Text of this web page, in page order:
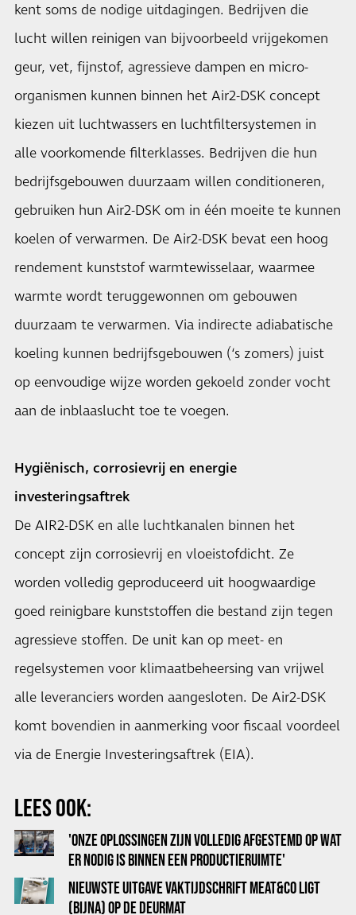
kent soms de nodige uitdagingen. Bedrijven die
lucht willen reinigen van bijvoorbeeld vrijgekomen
geur, vet, fijnstof, agressieve dampen en micro-
organismen kunnen binnen het Air2-DSK concept
kiezen uit luchtwassers en luchtfiltersystemen in
alle voorkomende filterklasses. Bedrijven die hun
bedrijfsgebouwen duurzaam willen conditioneren,
gebruiken hun Air2-DSK om in één moeite te kunnen
koelen of verwarmen. De Air2-DSK bevat een hoog
rendement kunststof warmtewisselaar, waarmee
warmte wordt teruggewonnen om gebouwen
duurzaam te verwarmen. Via indirecte adiabatische
koeling kunnen bedrijfsgebouwen (‘s zomers) juist
op eenvoudige wijze worden gekoeld zonder vocht
aan de inblaaslucht toe te voegen.
Hygiënisch, corrosievrij en energie
investeringsaftrek
De AIR2-DSK en alle luchtkanalen binnen het
concept zijn corrosievrij en vloeistofdicht. Ze
worden volledig geproduceerd uit hoogwaardige
goed reinigbare kunststoffen die bestand zijn tegen
agressieve stoffen. De unit kan op meet- en
regelsystemen voor klimaatbeheersing van vrijwel
alle leveranciers worden aangesloten. De Air2-DSK
komt bovendien in aanmerking voor fiscaal voordeel
via de Energie Investeringsaftrek (EIA).
LEES OOK:
'ONZE OPLOSSINGEN ZIJN VOLLEDIG AFGESTEMD OP WAT
ER NODIG IS BINNEN EEN PRODUCTIERUIMTE'
NIEUWSTE UITGAVE VAKTIJDSCHRIFT MEAT&CO LIGT
(BIJNA) OP DE DEURMAT